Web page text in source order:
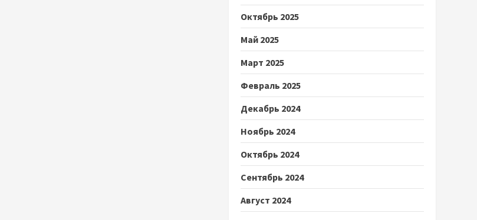
Октябрь 2025
Май 2025
Март 2025
Февраль 2025
Декабрь 2024
Ноябрь 2024
Октябрь 2024
Сентябрь 2024
Август 2024